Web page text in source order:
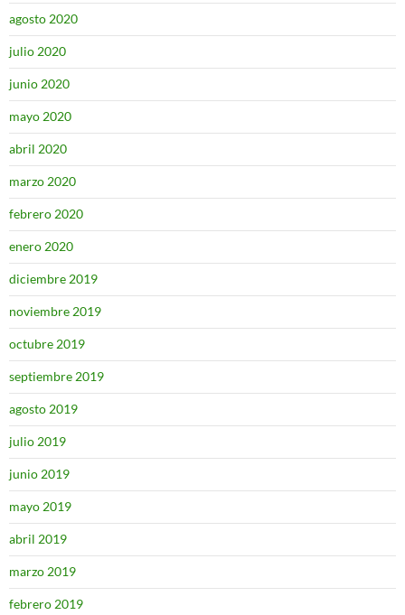
agosto 2020
julio 2020
junio 2020
mayo 2020
abril 2020
marzo 2020
febrero 2020
enero 2020
diciembre 2019
noviembre 2019
octubre 2019
septiembre 2019
agosto 2019
julio 2019
junio 2019
mayo 2019
abril 2019
marzo 2019
febrero 2019